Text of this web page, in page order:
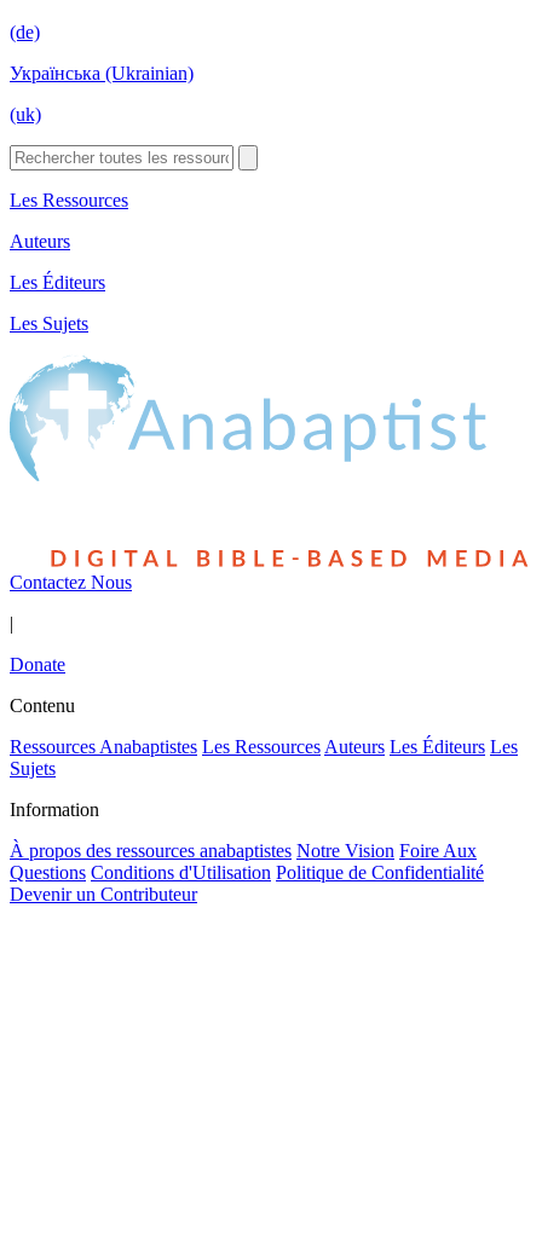
(de)
Українська (Ukrainian)
(uk)
Les Ressources
Auteurs
Les Éditeurs
Les Sujets
Contactez Nous
|
Donate
Contenu
Ressources Anabaptistes Les Ressources Auteurs Les Éditeurs Les
Sujets
Information
À propos des ressources anabaptistes Notre Vision Foire Aux
Questions Conditions d'Utilisation Politique de Confidentialité
Devenir un Contributeur